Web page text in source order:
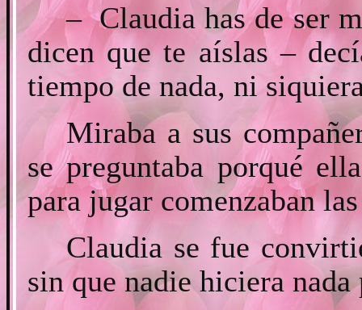
– Claudia has de ser
dicen que te aíslas –
tiempo de nada, ni
Miraba a sus
se preguntaba porqué
para jugar comenzaban
Claudia se fue
sin que nadie hiciera